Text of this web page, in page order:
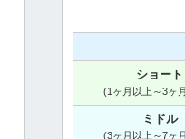
ショート
(1ヶ月以上～3ヶ
ミドル
(3ヶ月以上～7ヶ